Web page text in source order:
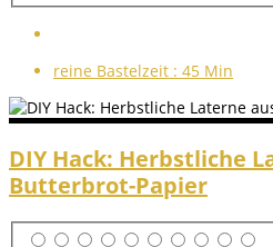
reine Bastelzeit : 45 Min
DIY Hack: Herbstliche
Butterbrot-Papier